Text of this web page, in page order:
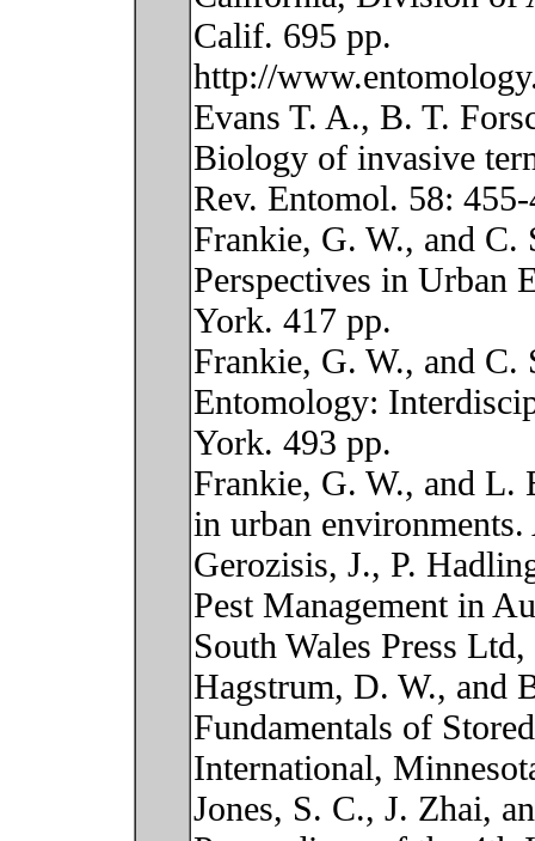
Calif. 695 pp.
http://
Evans T. A., B. T.
Biology of invasive
Rev. Entomol. 58:
Frankie, G. W., and C.
Perspectives in Urban
York. 417 pp.
Frankie, G. W., and C.
Entomology:
York. 493 pp.
Frankie, G. W., and L.
in urban
Gerozisis, J., P.
Pest Management in
South Wales Press
Hagstrum, D. W., and
Fundamentals of
International,
Jones, S. C., J. Zhai,